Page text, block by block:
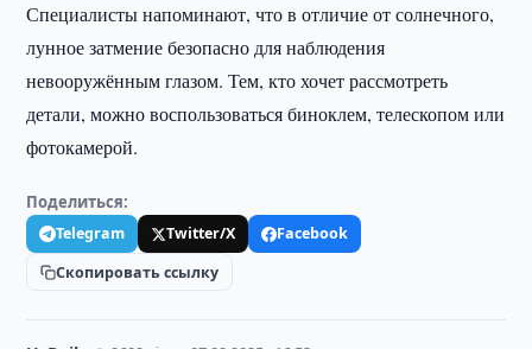
Специалисты напоминают, что в отличие от солнечного,
лунное затмение безопасно для наблюдения
невооружённым глазом. Тем, кто хочет рассмотреть
детали, можно воспользоваться биноклем, телескопом или
фотокамерой.
Поделиться:
Telegram Twitter/X
Facebook
Скопировать ссылку